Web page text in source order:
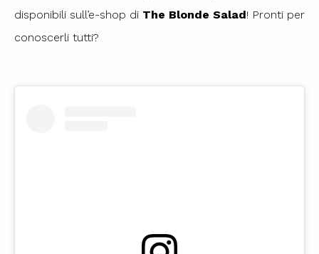
disponibili sull’e-shop di The Blonde Salad! Pronti per
conoscerli tutti?